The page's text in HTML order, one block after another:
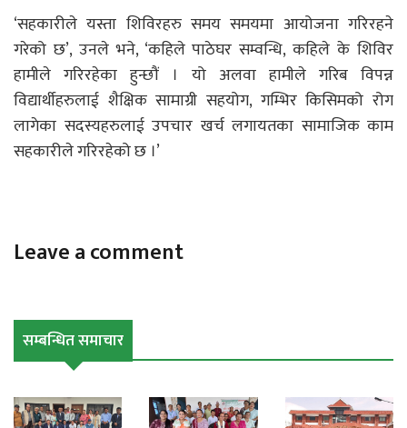
‘सहकारीले यस्ता शिविरहरु समय समयमा आयोजना गरिरहने
गरेको छ’, उनले भने, ‘कहिले पाठेघर सम्वन्धि, कहिले के शिविर
हामीले गरिरहेका हुन्छौं । यो अलवा हामीले गरिब विपन्न
विद्यार्थीहरुलाई शैक्षिक सामाग्री सहयोग, गम्भिर किसिमको रोग
लागेका सदस्यहरुलाई उपचार खर्च लगायतका सामाजिक काम
सहकारीले गरिरहेको छ ।’
Leave a comment
सम्बन्धित समाचार